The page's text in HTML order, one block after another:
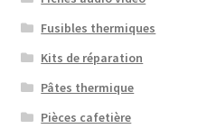
Fusibles thermiques
Kits de réparation
Pâtes thermique
Pièces cafetière